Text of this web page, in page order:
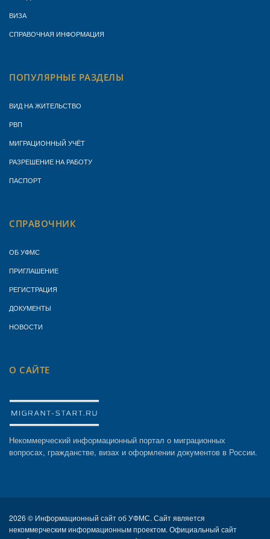
ВИЗА
СПРАВОЧНАЯ ИНФОРМАЦИЯ
ПОПУЛЯРНЫЕ РАЗДЕЛЫ
ВИД НА ЖИТЕЛЬСТВО
РВП
МИГРАЦИОННЫЙ УЧЁТ
РАЗРЕШЕНИЕ НА РАБОТУ
ПАСПОРТ
СПРАВОЧНИК
ОБ УФМС
ПРИГЛАШЕНИЕ
РЕГИСТРАЦИЯ
ДОКУМЕНТЫ
НОВОСТИ
О САЙТЕ
Некоммерческий информационный портал о миграционных
вопросах, гражданстве, визах и оформлении документов в России.
2026 © Информационный сайт об УФМС. Сайт является
некоммерческим информационным проектом. Официальный сайт